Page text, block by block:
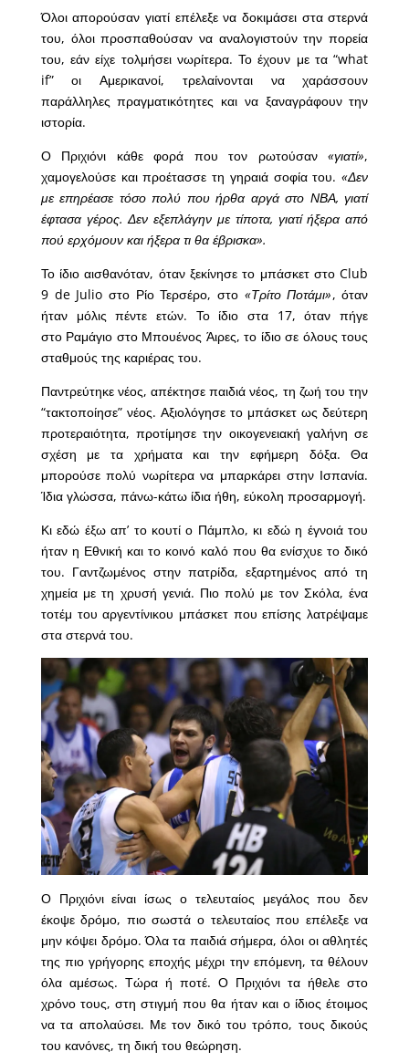
Όλοι απορούσαν γιατί επέλεξε να δοκιμάσει στα στερνά
του, όλοι προσπαθούσαν να αναλογιστούν την πορεία
του, εάν είχε τολμήσει νωρίτερα. Το έχουν με τα “what
if” οι Αμερικανοί, τρελαίνονται να χαράσσουν
παράλληλες πραγματικότητες και να ξαναγράφουν την
ιστορία.
Ο Πριχιόνι κάθε φορά που τον ρωτούσαν«γιατί»,
χαμογελούσε και προέτασσε τη γηραιά σοφία του.«Δεν
με επηρέασε τόσο πολύ που ήρθα αργά στο ΝΒΑ, γιατί
έφτασα γέρος. Δεν εξεπλάγην με τίποτα, γιατί ήξερα από
πού ερχόμουν και ήξερα τι θα έβρισκα».
Το ίδιο αισθανόταν, όταν ξεκίνησε το μπάσκετ στο Club
9 de Julio στο Ρίο Τερσέρο, στο «Τρίτο Ποτάμι», όταν
ήταν μόλις πέντε ετών. Το ίδιο στα 17, όταν πήγε
στο Ραμάγιο στο Μπουένος Άιρες, το ίδιο σε όλους τους
σταθμούς της καριέρας του.
Παντρεύτηκε νέος, απέκτησε παιδιά νέος, τη ζωή του την
“τακτοποίησε” νέος. Αξιολόγησε το μπάσκετ ως δεύτερη
προτεραιότητα, προτίμησε την οικογενειακή γαλήνη σε
σχέση με τα χρήματα και την εφήμερη δόξα. Θα
μπορούσε πολύ νωρίτερα να μπαρκάρει στην Ισπανία.
Ίδια γλώσσα, πάνω-κάτω ίδια ήθη, εύκολη προσαρμογή.
Κι εδώ έξω απ’ το κουτί ο Πάμπλο, κι εδώ η έγνοιά του
ήταν η Εθνική και το κοινό καλό που θα ενίσχυε το δικό
του. Γαντζωμένος στην πατρίδα, εξαρτημένος από τη
χημεία με τη χρυσή γενιά. Πιο πολύ με τον Σκόλα, ένα
τοτέμ του αργεντίνικου μπάσκετ που επίσης λατρέψαμε
στα στερνά του.
Ο Πριχιόνι είναι ίσως ο τελευταίος μεγάλος που δεν
έκοψε δρόμο, πιο σωστά ο τελευταίος που επέλεξε να
μην κόψει δρόμο. Όλα τα παιδιά σήμερα, όλοι οι αθλητές
της πιο γρήγορης εποχής μέχρι την επόμενη, τα θέλουν
όλα αμέσως. Τώρα ή ποτέ. Ο Πριχιόνι τα ήθελε στο
χρόνο τους, στη στιγμή που θα ήταν και ο ίδιος έτοιμος
να τα απολαύσει. Με τον δικό του τρόπο, τους δικούς
του κανόνες, τη δική του θεώρηση.